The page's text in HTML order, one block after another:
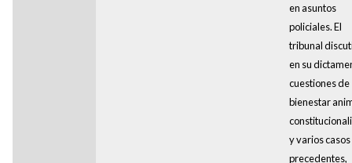
en asuntos
policiales. El
tribunal
en su
cuestiones de
bienestar
y varios casos
precedentes,